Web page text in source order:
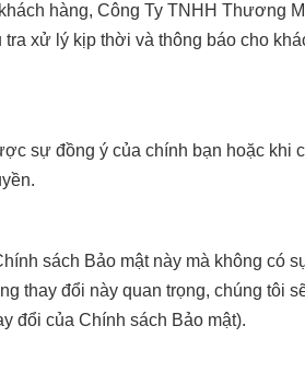
hàng, Công Ty TNHH Thương
xử lý kịp thời và thông báo cho
sự đồng ý của chính bạn hoặc khi
sách Bảo mật này mà không có
thay đổi này quan trọng, chúng tôi
đổi của Chính sách Bảo mật).